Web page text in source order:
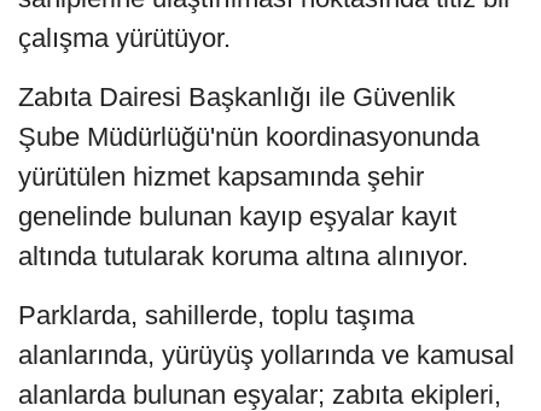
çalışma yürütüyor.
Zabıta Dairesi Başkanlığı ile Güvenlik
Şube Müdürlüğü'nün koordinasyonunda
yürütülen hizmet kapsamında şehir
genelinde bulunan kayıp eşyalar kayıt
altında tutularak koruma altına alınıyor.
Parklarda, sahillerde, toplu taşıma
alanlarında, yürüyüş yollarında ve kamusal
alanlarda bulunan eşyalar; zabıta ekipleri,